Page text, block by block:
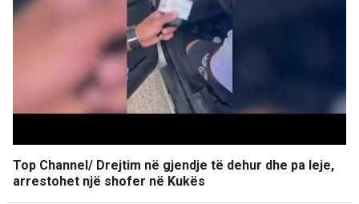
Top Channel/ Drejtim në gjendje të dehur dhe pa leje,
arrestohet një shofer në Kukës